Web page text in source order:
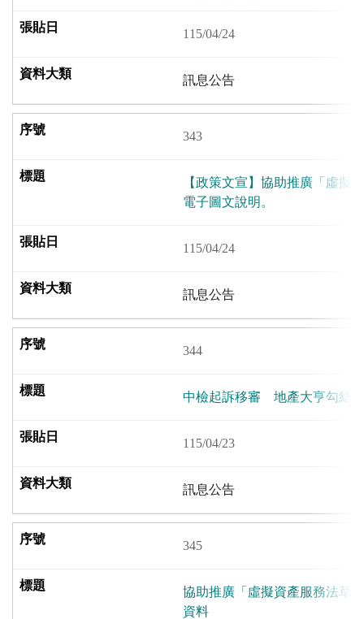
115/04/24
訊息公告
343
【政策文宣】協助推廣「虛擬
電子圖文說明。
115/04/24
訊息公告
344
中檢起訴移審 地產大亨勾結
115/04/23
訊息公告
345
協助推廣「虛擬資產服務法草
資料